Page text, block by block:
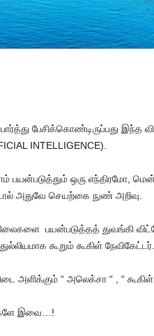
பேசிக்கொண்டிருப்பது இந்த
INTELLIGENCE).
ஒரு எந்திரமோ,
அதுவே செயற்கை நுண் அறிவு.
பயன்படுத்தத் துவங்கி
கூறும் கூகிள் நேவிகேட்டர்.
அளிக்கும் “ அலெக்சா “ , “
இவை…!